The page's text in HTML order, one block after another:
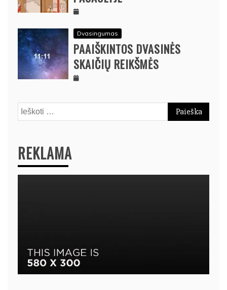
Dvasingumas
PAAIŠKINTOS DVASINĖS
SKAIČIŲ REIKŠMĖS
Ieškoti:
REKLAMA